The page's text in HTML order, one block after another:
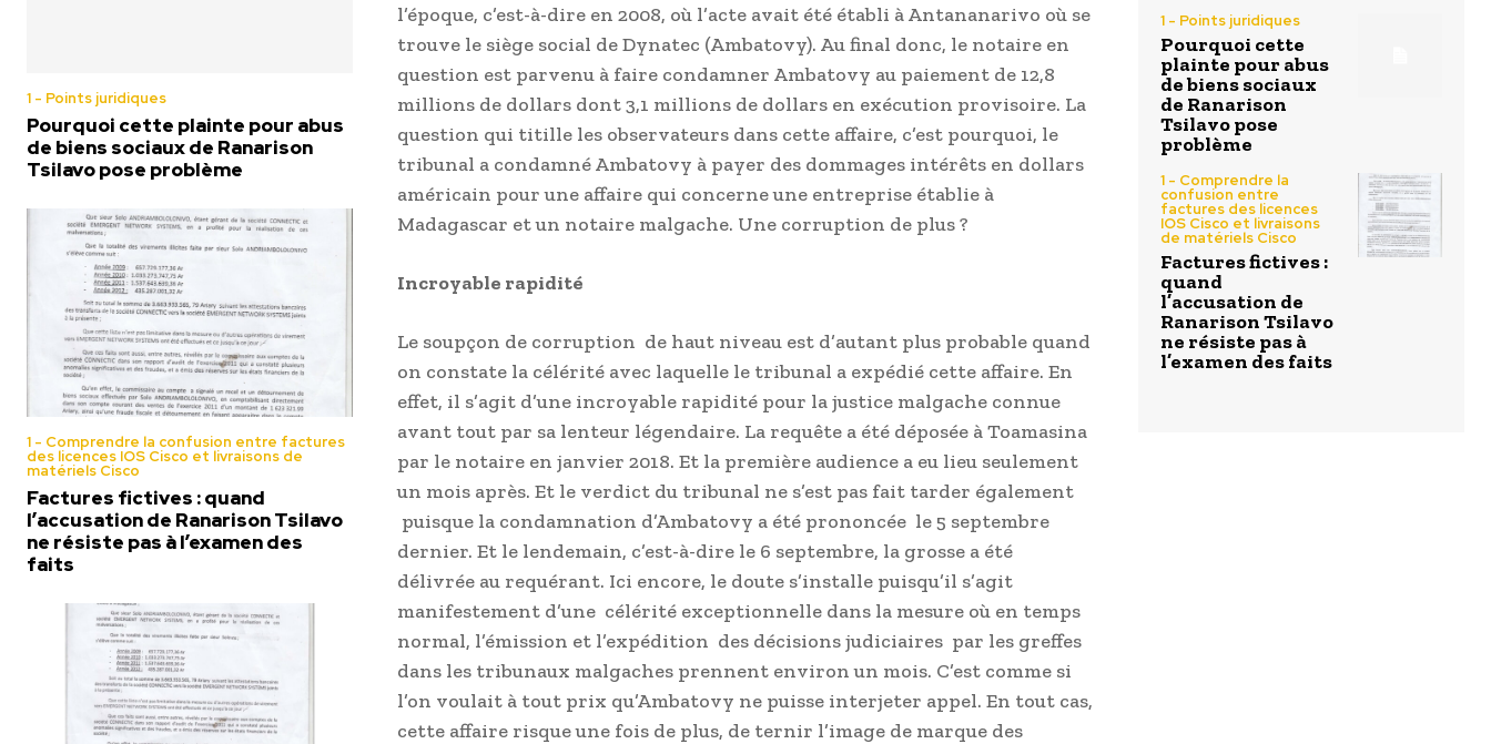
1 - Points juridiques
Pourquoi cette plainte pour abus
de biens sociaux de Ranarison
Tsilavo pose problème
1 - Comprendre la confusion entre factures
des licences IOS Cisco et livraisons de
matériels Cisco
Factures fictives : quand
l’accusation de Ranarison Tsilavo
ne résiste pas à l’examen des
faits
l’époque, c’est-à-dire en 2008, où l’acte avait été établi à Antananarivo où se
trouve le siège social de Dynatec (Ambatovy). Au final donc, le notaire en
question est parvenu à faire condamner Ambatovy au paiement de 12,8
millions de dollars dont 3,1 millions de dollars en exécution provisoire. La
question qui titille les observateurs dans cette affaire, c’est pourquoi, le
tribunal a condamné Ambatovy à payer des dommages intérêts en dollars
américain pour une affaire qui concerne une entreprise établie à
Madagascar et un notaire malgache. Une corruption de plus ?
Incroyable rapidité
Le soupçon de corruption de haut niveau est d’autant plus probable quand
on constate la célérité avec laquelle le tribunal a expédié cette affaire. En
effet, il s’agit d’une incroyable rapidité pour la justice malgache connue
avant tout par sa lenteur légendaire. La requête a été déposée à Toamasina
par le notaire en janvier 2018. Et la première audience a eu lieu seulement
un mois après. Et le verdict du tribunal ne s’est pas fait tarder également
puisque la condamnation d’Ambatovy a été prononcée le 5 septembre
dernier. Et le lendemain, c’est-à-dire le 6 septembre, la grosse a été
délivrée au requérant. Ici encore, le doute s’installe puisqu’il s’agit
manifestement d’une célérité exceptionnelle dans la mesure où en temps
normal, l’émission et l’expédition des décisions judiciaires par les greffes
dans les tribunaux malgaches prennent environ un mois. C’est comme si
l’on voulait à tout prix qu’Ambatovy ne puisse interjeter appel. En tout cas,
cette affaire risque une fois de plus, de ternir l’image de marque des
1 - Points juridiques
Pourquoi cette
plainte pour abus
de biens sociaux
de Ranarison
Tsilavo pose
problème
1 - Comprendre la
confusion entre
factures des licences
IOS Cisco et livraisons
de matériels Cisco
Factures fictives :
quand
l’accusation de
Ranarison Tsilavo
ne résiste pas à
l’examen des faits